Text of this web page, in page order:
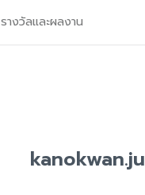
รางวัลและผลงาน
kanokwan.ju